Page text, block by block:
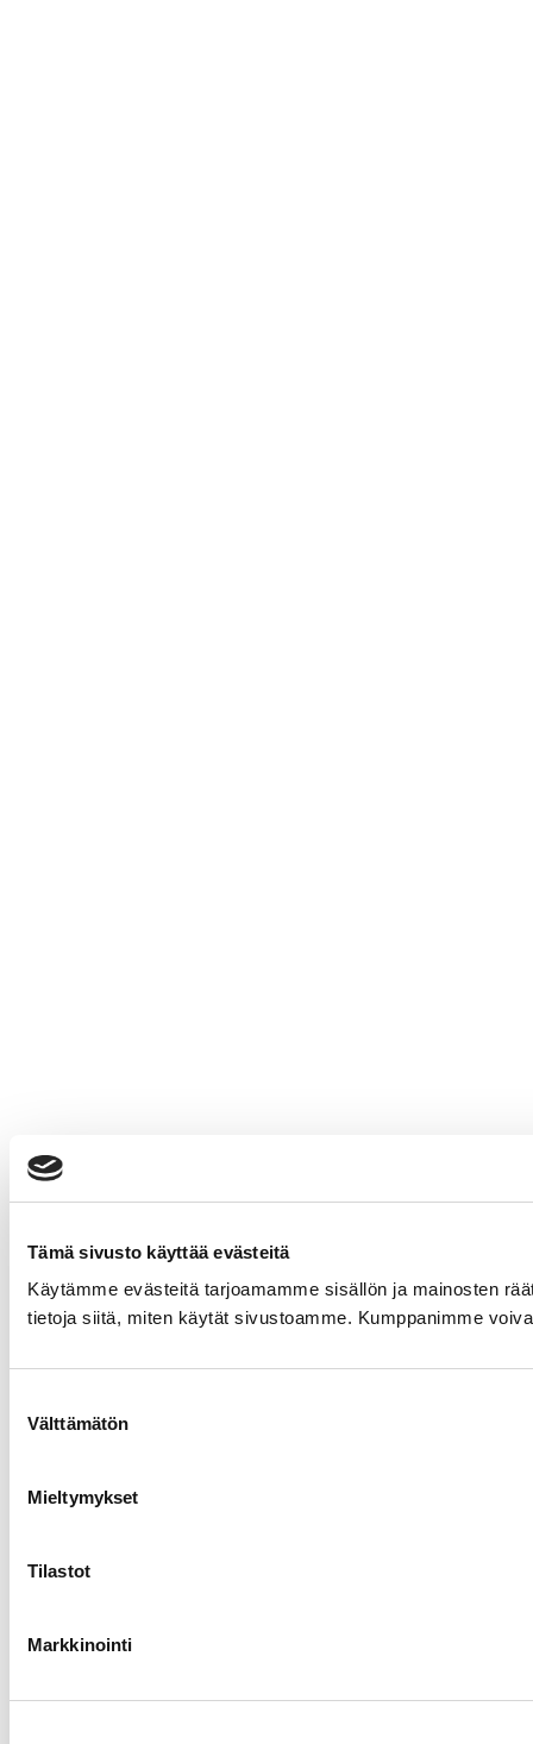
Tämä sivusto käyttää evästeitä
Käytämme evästeitä tarjoamamme sisällön ja mainosten
tietoja siitä, miten käytät sivustoamme. Kumppanimme
valinta
Välttämätön
Mieltymykset
Tilastot
Markkinointi